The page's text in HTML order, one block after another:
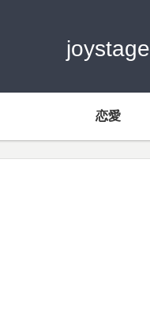
joystage
恋愛